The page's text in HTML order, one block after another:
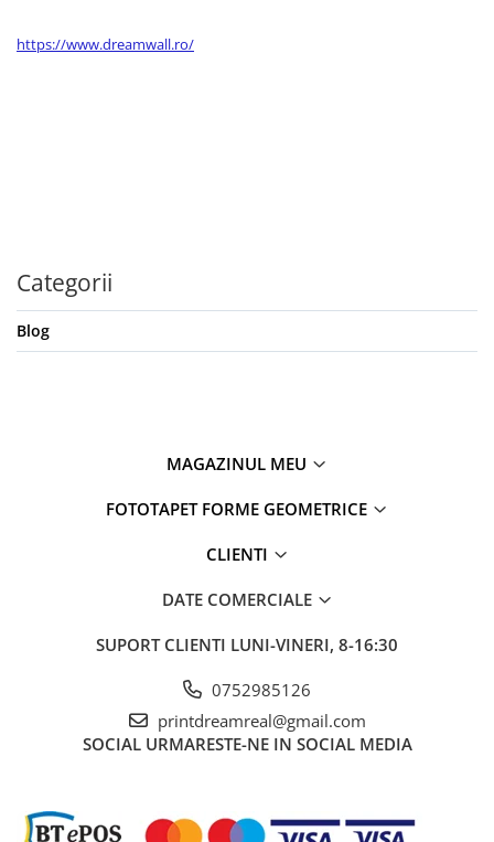
https://www.dreamwall.ro/
Categorii
Blog
MAGAZINUL MEU
FOTOTAPET FORME GEOMETRICE
CLIENTI
DATE COMERCIALE
SUPORT CLIENTI LUNI-VINERI, 8-16:30
0752985126
printdreamreal@gmail.com
SOCIAL URMARESTE-NE IN SOCIAL MEDIA